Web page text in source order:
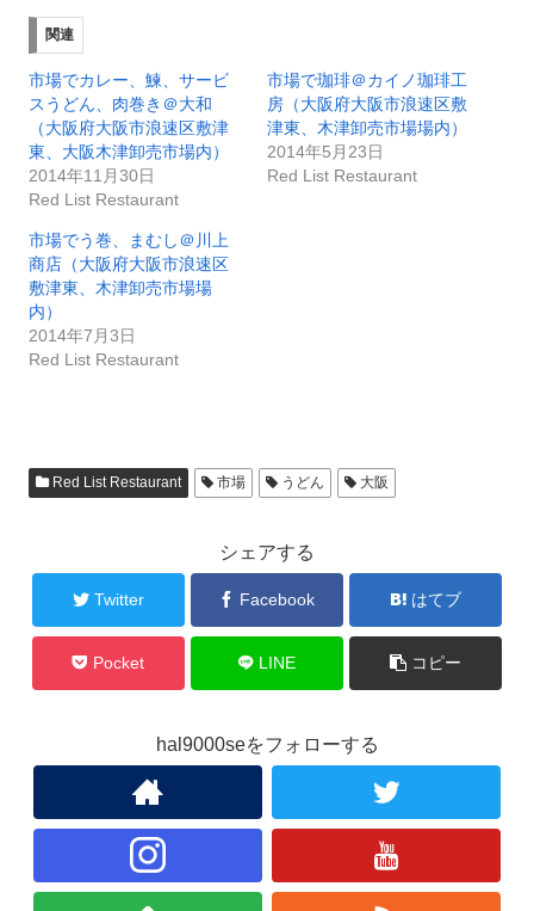
関連
市場でカレー、鰊、サービ
スうどん、肉巻き＠大和
（大阪府大阪市浪速区敷津
東、大阪木津卸売市場内）
2014年11月30日
Red List Restaurant
市場で珈琲＠カイノ珈琲工
房（大阪府大阪市浪速区敷
津東、木津卸売市場場内）
2014年5月23日
Red List Restaurant
市場でう巻、まむし＠川上
商店（大阪府大阪市浪速区
敷津東、木津卸売市場場
内）
2014年7月3日
Red List Restaurant
Red List Restaurant 市場 うどん 大阪
シェアする
Twitter Facebook はてブ
Pocket LINE コピー
hal9000seをフォローする